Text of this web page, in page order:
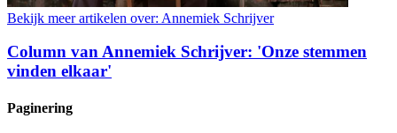
Bekijk meer artikelen over: Annemiek Schrijver
Column van Annemiek Schrijver: 'Onze stemmen
vinden elkaar'
Paginering